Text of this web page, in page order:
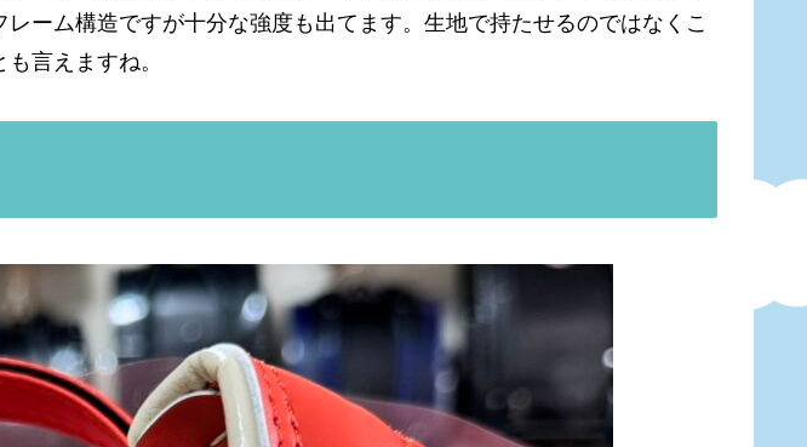
ーム構造ですが十分な強度も出てます。生地で持たせるのではなくこ
言えますね。